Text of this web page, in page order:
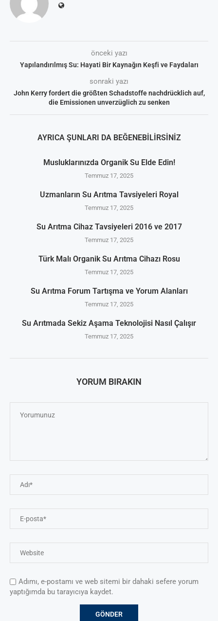
önceki yazı
Yapılandırılmış Su: Hayati Bir Kaynağın Keşfi ve Faydaları
sonraki yazı
John Kerry fordert die größten Schadstoffe nachdrücklich auf,
die Emissionen unverzüglich zu senken
AYRICA ŞUNLARI DA BEĞENEBILIRSINIZ
Musluklarınızda Organik Su Elde Edin!
Temmuz 17, 2025
Uzmanların Su Arıtma Tavsiyeleri Royal
Temmuz 17, 2025
Su Arıtma Cihaz Tavsiyeleri 2016 ve 2017
Temmuz 17, 2025
Türk Malı Organik Su Arıtma Cihazı Rosu
Temmuz 17, 2025
Su Arıtma Forum Tartışma ve Yorum Alanları
Temmuz 17, 2025
Su Arıtmada Sekiz Aşama Teknolojisi Nasıl Çalışır
Temmuz 17, 2025
YORUM BIRAKIN
Adımı, e-postamı ve web sitemi bir dahaki sefere yorum
yaptığımda bu tarayıcıya kaydet.